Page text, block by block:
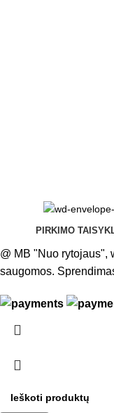
PIRKIMO
@ MB "Nuo rytojaus",
saugomos.